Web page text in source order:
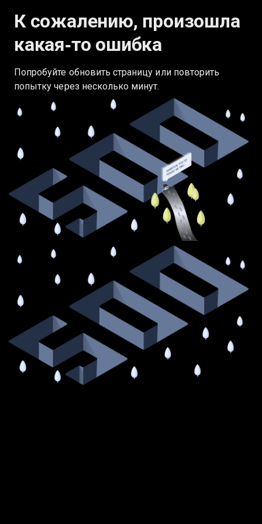
К сожалению, произошла
какая‑то ошибка
Попробуйте обновить страницу или повторить
попытку через несколько минут.